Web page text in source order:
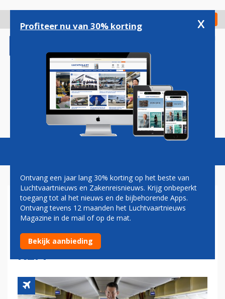
gaan
Check in
Magazine Podcasts Vacatures
BONUS TOPMAN AIR FRANCE-
KLM GEEN BELEMMERING
VOOR STAATSSTEUN AAN
KLM
Profiteer nu van 30% korting x
Ontvang een jaar lang 30% korting op het beste van
Luchtvaartnieuws en Zakenreisnieuws. Krijg onbeperkt
toegang tot al het nieuws en de bijbehorende Apps.
Ontvang tevens 12 maanden het Luchtvaartnieuws
Magazine in de mail of op de mat.
Bekijk aanbieding